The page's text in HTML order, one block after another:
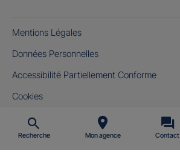
Recherche Mon agence Contact
Mentions Légales
Données Personnelles
Accessibilité Partiellement Conforme
Cookies
Gérer mes cookies